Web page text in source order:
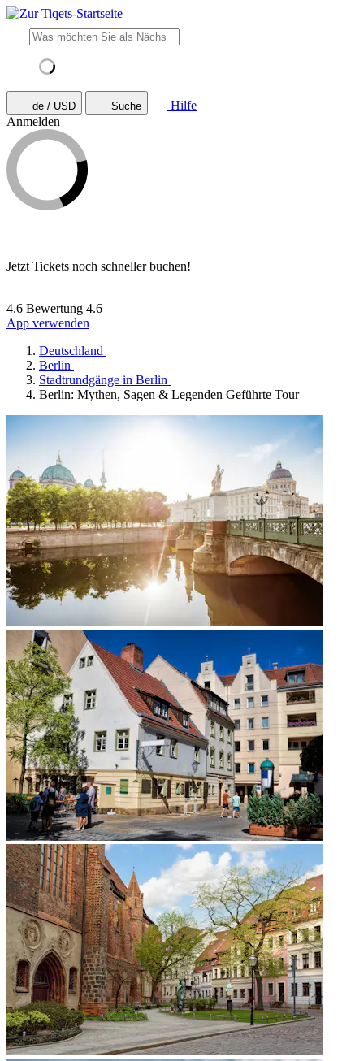
de / USD Suche
Hilfe
Anmelden
Jetzt Tickets noch schneller buchen!
4.6 Bewertung 4.6
App verwenden
Deutschland
Berlin
Stadtrundgänge in Berlin
Berlin: Mythen, Sagen & Legenden Geführte Tour